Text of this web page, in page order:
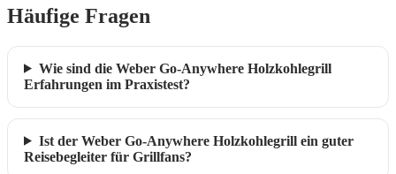
Häufige Fragen
Wie sind die Weber Go-Anywhere Holzkohlegrill
Erfahrungen im Praxistest?
Ist der Weber Go-Anywhere Holzkohlegrill ein guter
Reisebegleiter für Grillfans?